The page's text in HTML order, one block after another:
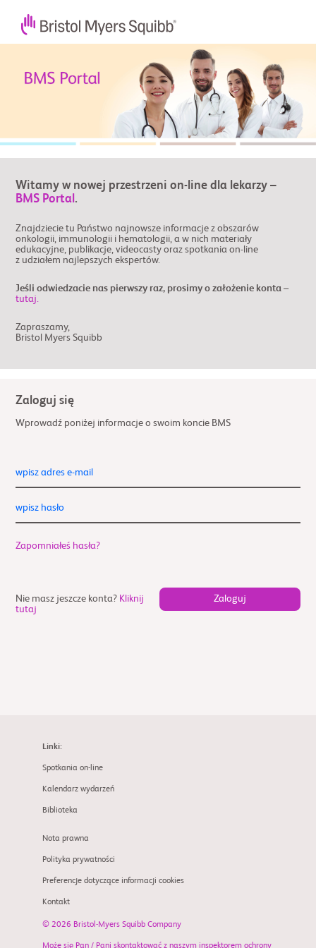
Witamy w nowej przestrzeni on-line dla lekarzy –
BMS Portal .
Znajdziecie tu Państwo najnowsze informacje z obszarów
onkologii, immunologii i hematologii, a w nich materiały
edukacyjne, publikacje, videocasty oraz spotkania on-line
z udziałem najlepszych ekspertów.
Jeśli odwiedzacie nas pierwszy raz, prosimy o założenie konta –
tutaj.
Zapraszamy,
Bristol Myers Squibb
Zaloguj się
Wprowadź poniżej informacje o swoim koncie BMS
wpisz adres e-mail
wpisz hasło
Zapomniałeś hasła?
Nie masz jeszcze konta? Kliknij
tutaj
Linki:
Spotkania on-line
Kalendarz wydarzeń
Biblioteka
Nota prawna
Polityka prywatności
Preferencje dotyczące informacji cookies
Kontakt
© 2026 Bristol-Myers Squibb Company
Może się Pan / Pani skontaktować z naszym inspektorem ochrony